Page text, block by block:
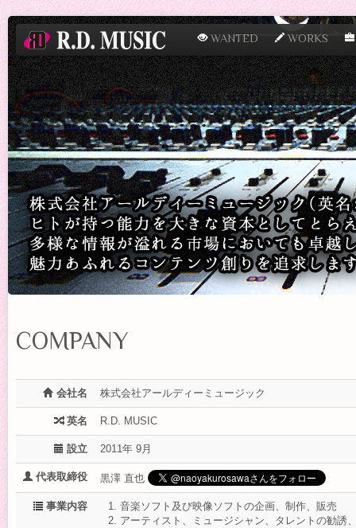
WANTED WORKS
COMPANY
会社名 株式会社アールディーミュージック
英名 R.D. MUSIC
設立 2011年 9月
代表取締役 黒澤 直也
事業内容
音楽ソフト及び映像ソフトの企画、制作、販売
アーティスト、ミュージシャン、タレントの勧誘